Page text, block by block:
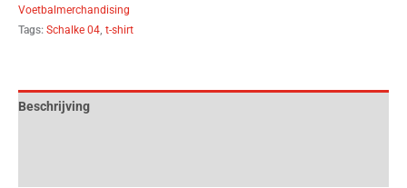
Voetbalmerchandising
Tags: Schalke 04, t-shirt
Beschrijving